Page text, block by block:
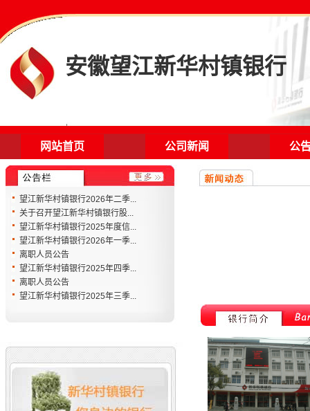
网站首页 公司新闻 公
安徽望江新华村镇银行
望江新华村镇银行2026年二季...
关于召开望江新华村镇银行股...
望江新华村镇银行2025年度信...
望江新华村镇银行2026年一季...
离职人员公告
望江新华村镇银行2025年四季...
离职人员公告
望江新华村镇银行2025年三季...